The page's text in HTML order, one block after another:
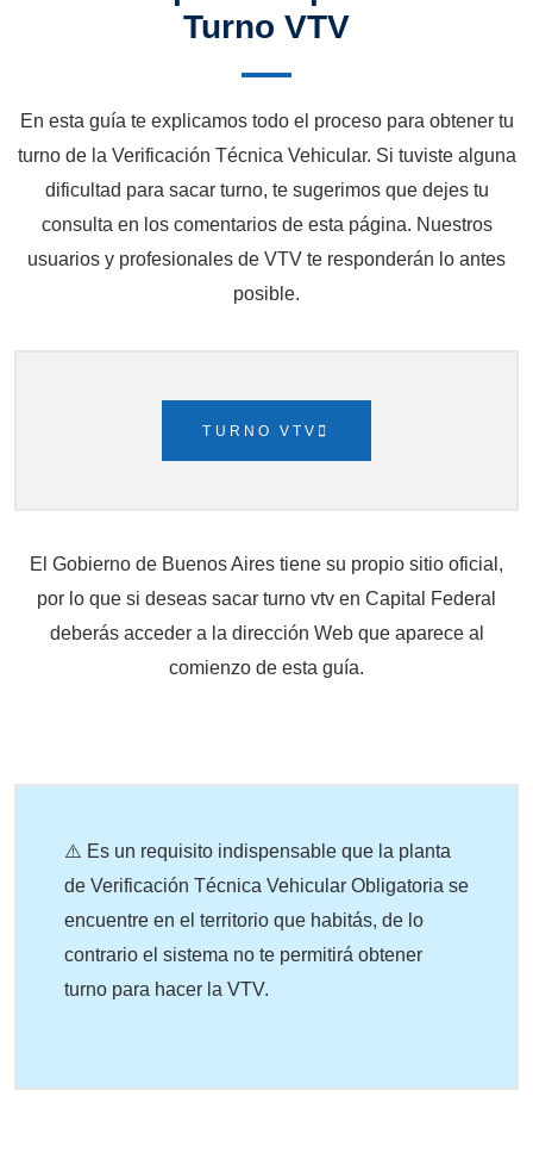
Turno VTV
En esta guía te explicamos todo el proceso para obtener tu
turno de la Verificación Técnica Vehicular. Si tuviste alguna
dificultad para sacar turno, te sugerimos que dejes tu
consulta en los comentarios de esta página. Nuestros
usuarios y profesionales de VTV te responderán lo antes
posible.
TURNO VTV
El Gobierno de Buenos Aires tiene su propio sitio oficial,
por lo que si deseas sacar turno vtv en Capital Federal
deberás acceder a la dirección Web que aparece al
comienzo de esta guía.
⚠️ Es un requisito indispensable que la planta
de Verificación Técnica Vehicular Obligatoria se
encuentre en el territorio que habitás, de lo
contrario el sistema no te permitirá obtener
turno para hacer la VTV.